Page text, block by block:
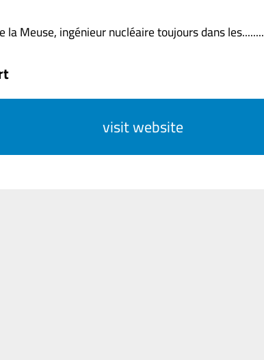
la Meuse, ingénieur nucléaire toujours dans les........
visit website